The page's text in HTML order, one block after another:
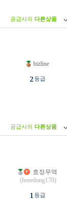
공급사의 다른상품
bizline
2등급
공급사의 다른상품
효정무역
(heeedong170)
1 등급